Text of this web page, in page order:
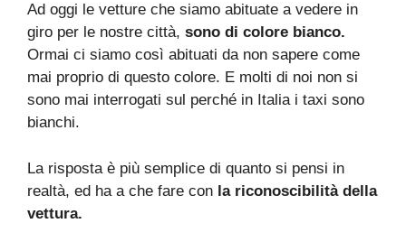
Ad oggi le vetture che siamo abituate a vedere in
giro per le nostre città, sono di colore bianco.
Ormai ci siamo così abituati da non sapere come
mai proprio di questo colore. E molti di noi non si
sono mai interrogati sul perché in Italia i taxi sono
bianchi.
La risposta è più semplice di quanto si pensi in
realtà, ed ha a che fare con la riconoscibilità della
vettura.